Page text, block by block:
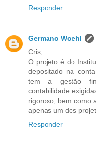
Responder
Germano Woehl
Cris,
O projeto é do
depositado na
tem a gestão
contabilidade
rigoroso, bem como
apenas um dos
Responder